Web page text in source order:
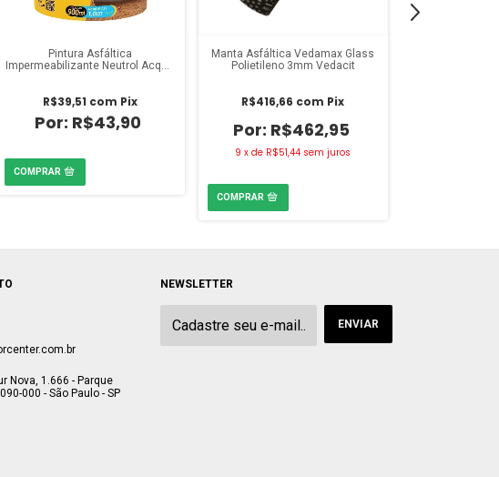
Pintura Asfáltica
Impermeabilizante Neutrol Acqua
R$43,90
R$39,51 com Pix
Manta Asfáltica Vedamax Glass
Polietileno 3mm Vedacit
R$462,95
R$416,66 com Pix
9 xde R$51,44 sem juros
Nova, 1.666 - Parque
000 - São Paulo - SP
NEWSLETTER